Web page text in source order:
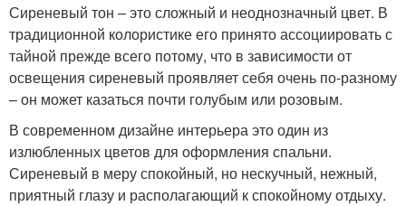
Сиреневый тон – это сложный и неоднозначный цвет. В
традиционной колористике его принято ассоциировать с
тайной прежде всего потому, что в зависимости от
освещения сиреневый проявляет себя очень по-разному
– он может казаться почти голубым или розовым.
В современном дизайне интерьера это один из
излюбленных цветов для оформления спальни.
Сиреневый в меру спокойный, но нескучный, нежный,
приятный глазу и располагающий к спокойному отдыху.